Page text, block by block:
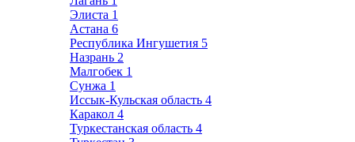
Элиста 1
Астана 6
Республика Ингушетия 5
Назрань 2
Малгобек 1
Сунжа 1
Иссык-Кульская область 4
Каракол 4
Туркестанская область 4